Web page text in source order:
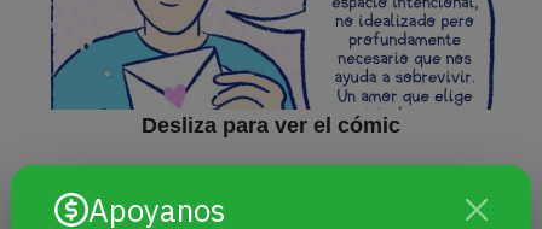
Apoyanos
Desliza para ver el cómic